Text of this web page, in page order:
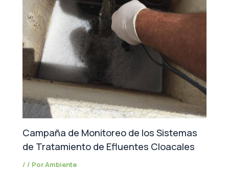
Campaña de Monitoreo de los Sistemas
de Tratamiento de Efluentes Cloacales
/ / PorAmbiente